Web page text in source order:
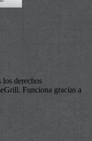
los derechos
Funciona gracias a